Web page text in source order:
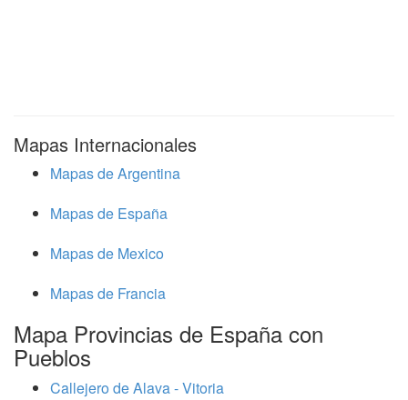
Mapas Internacionales
Mapas de Argentina
Mapas de España
Mapas de Mexico
Mapas de Francia
Mapa Provincias de España con
Pueblos
Callejero de Alava - Vitoria